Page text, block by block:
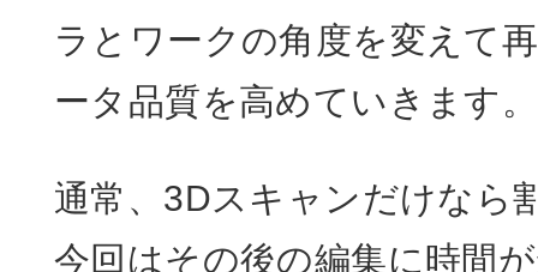
ラとワークの角度を変えて
ータ品質を高めていきます。
通常、3Dスキャンだけなら
今回はその後の編集に時間